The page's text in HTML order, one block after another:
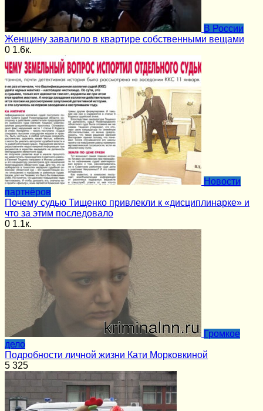
В России
Женщину завалило в квартире собственными вещами
0 1.6к.
Новости
партнёров
Почему судью Тищенко привлекли к «дисциплинарке» и
что за этим последовало
0 1.1к.
Громкое
дело
Подробности личной жизни Кати Морковкиной
5 325